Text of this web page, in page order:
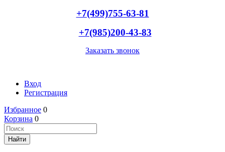
+7(499)755-63-81
+7(985)200-43-83
Заказать звонок
Вход
Регистрация
Избранное 0
Корзина 0